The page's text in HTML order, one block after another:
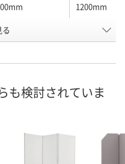
1200mm
ー ライトグレー
も検討されていま